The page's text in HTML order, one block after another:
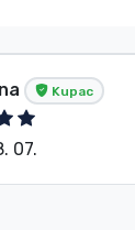
Kupac
07.